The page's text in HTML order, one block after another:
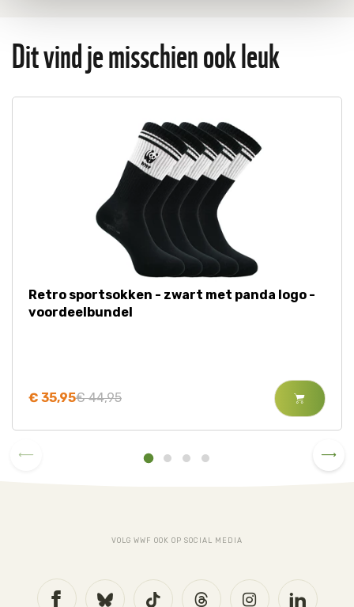
Dit vind je misschien ook leuk
Retro sportsokken - zwart met panda logo -
voordeelbundel
€ 35,95€ 44,95
VOLG WWF OOK OP SOCIAL MEDIA